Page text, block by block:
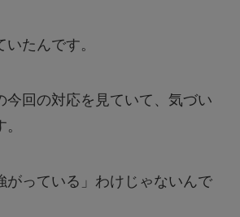
たんです。
今回の対応を見ていて、気づい
がっている」わけじゃないんで